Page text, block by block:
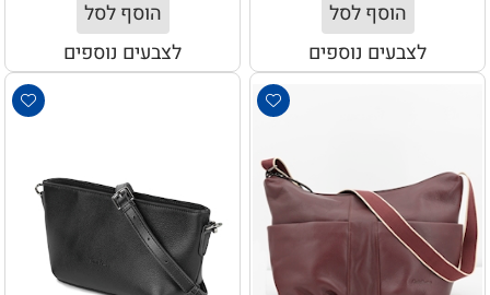
הוסף לסל
לצבעים נוספים
הוסף לסל
לצבעים נוספים